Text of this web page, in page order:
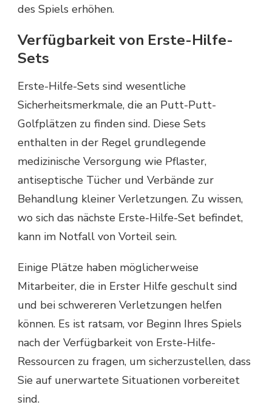
des Spiels erhöhen.
Verfügbarkeit von Erste-Hilfe-
Sets
Erste-Hilfe-Sets sind wesentliche
Sicherheitsmerkmale, die an Putt-Putt-
Golfplätzen zu finden sind. Diese Sets
enthalten in der Regel grundlegende
medizinische Versorgung wie Pflaster,
antiseptische Tücher und Verbände zur
Behandlung kleiner Verletzungen. Zu wissen,
wo sich das nächste Erste-Hilfe-Set befindet,
kann im Notfall von Vorteil sein.
Einige Plätze haben möglicherweise
Mitarbeiter, die in Erster Hilfe geschult sind
und bei schwereren Verletzungen helfen
können. Es ist ratsam, vor Beginn Ihres Spiels
nach der Verfügbarkeit von Erste-Hilfe-
Ressourcen zu fragen, um sicherzustellen, dass
Sie auf unerwartete Situationen vorbereitet
sind.